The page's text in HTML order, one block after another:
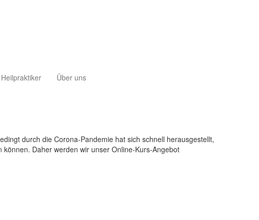
Heilpraktiker Über uns
durch die Corona-Pandemie hat sich schnell herausgestellt,
Daher werden wir unser Online-Kurs-Angebot